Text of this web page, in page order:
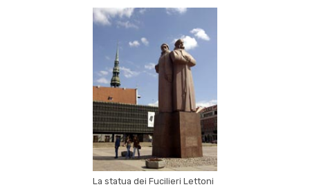
La statua dei Fucilieri Lettoni